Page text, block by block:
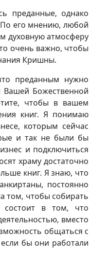
преданные, однако
По его мнению, любой
духовную атмосферу
очень важно, чтобы
Кришны.
преданным нужно
Вашей Божественной
чтобы в вашем
книг. Я понимаю
которым сейчас
и так не были бы
и подключиться
храму достаточно
книг. Я знаю, что
постоянно
том, чтобы собирать
состоит в том, что
вместо
общаться с
бы они работали